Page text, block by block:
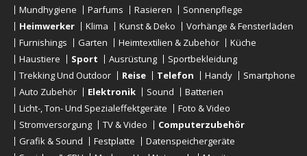
Mundhygiene
Parfums Rasieren
Sonnenpflege
Heimwerker
Klima Kunst & Deko
Vorhänge & Fensterläden
Furnishings
Garten Heimtextilien & Zubehör
Küche
Haustiere
Sport Ausrüstung
Sportbekleidung
Trekking Und Outdoor
Reise Telefon Handy
Smartphone
Auto Zubehör
Elektronik Sound
Batterien
Licht-, Ton- Und Spezialeffektgeräte
Foto & Video
Stromversorgung
TV & Video
Computerzubehör
Grafik & Sound
Festplatte
Datenspeichergeräte